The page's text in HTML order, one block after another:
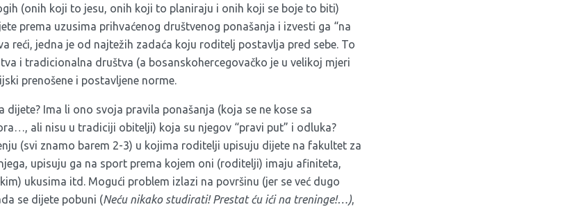
(onih koji to jesu, onih koji to planiraju i onih koji se boje to biti)
prema uzusima prihvaćenog društvenog ponašanja i izvesti ga “na
reći, jedna je od najtežih zadaća koju roditelj postavlja pred sebe. To
i tradicionalna društva (a bosanskohercegovačko je u velikoj mjeri
prenošene i postavljene norme.
Ima li ono svoja pravila ponašanja (koja se ne kose sa
ali nisu u tradiciji obitelji) koja su njegov “pravi put” i odluka?
(svi znamo barem 2-3) u kojima roditelji upisuju dijete na fakultet za
upisuju ga na sport prema kojem oni (roditelji) imaju afiniteta,
ukusima itd. Mogući problem izlazi na površinu (jer se već dugo
se dijete pobuni (Neću nikako studirati! Prestat ću ići na treninge!…),